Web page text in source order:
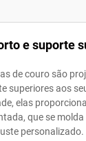
e suporte
de couro são
superiores aos
elas
que se
personalizado.